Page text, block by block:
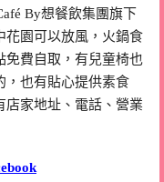
By想餐飲集團旗下
花園可以放風，火鍋食
免費自取，有兒童椅也
，也有貼心提供素食
店家地址、電話、營業